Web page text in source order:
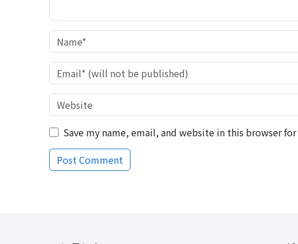
Save my name, email, and website in this browser